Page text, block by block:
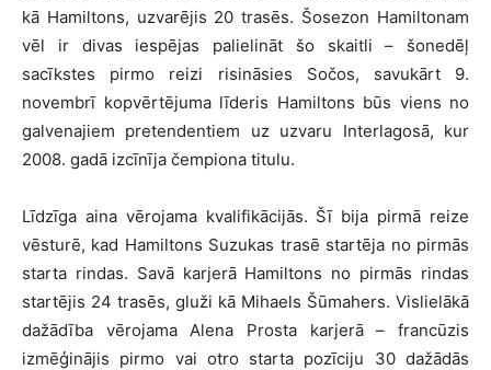
kā Hamiltons, uzvarējis 20 trasēs. Šosezon Hamiltonam
vēl ir divas iespējas palielināt šo skaitli – šonedēļ
sacīkstes pirmo reizi risināsies Sočos, savukārt 9.
novembrī kopvērtējuma līderis Hamiltons būs viens no
galvenajiem pretendentiem uz uzvaru Interlagosā, kur
2008. gadā izcīnīja čempiona titulu.
Līdzīga aina vērojama kvalifikācijās. Šī bija pirmā reize
vēsturē, kad Hamiltons Suzukas trasē startēja no pirmās
starta rindas. Savā karjerā Hamiltons no pirmās rindas
startējis 24 trasēs, gluži kā Mihaels Šūmahers. Vislielākā
dažādība vērojama Alena Prosta karjerā – francūzis
izmēģinājis pirmo vai otro starta pozīciju 30 dažādās